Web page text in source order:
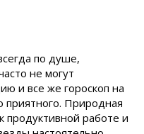
по душе,
не могут
и все же гороскоп на
приятного. Природная
продуктивной работе и